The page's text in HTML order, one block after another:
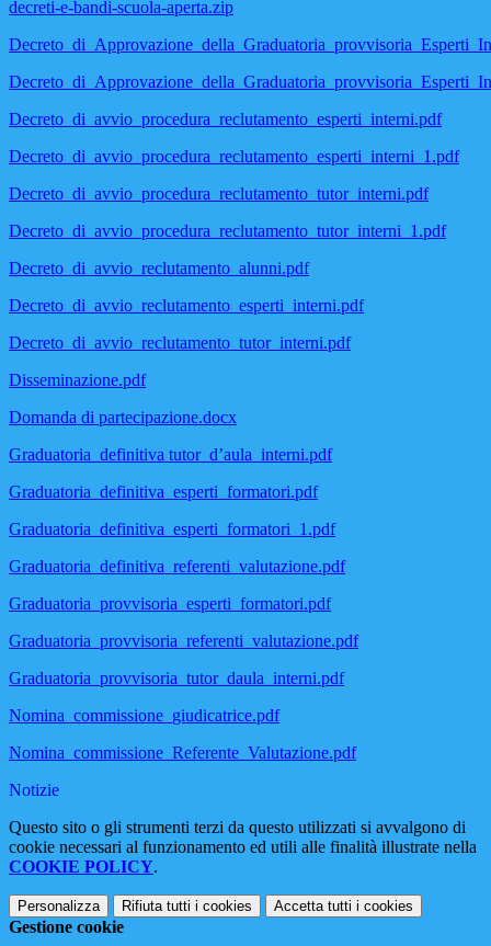
decreti-e-bandi-scuola-aperta.zip
Decreto_di_avvio_procedura_reclutamento_esperti_interni.pdf
Decreto_di_avvio_procedura_reclutamento_esperti_interni_1.pdf
Decreto_di_avvio_procedura_reclutamento_tutor_interni.pdf
Decreto_di_avvio_procedura_reclutamento_tutor_interni_1.pdf
Decreto_di_avvio_reclutamento_alunni.pdf
Decreto_di_avvio_reclutamento_esperti_interni.pdf
Decreto_di_avvio_reclutamento_tutor_interni.pdf
Disseminazione.pdf
Domanda di partecipazione.docx
Graduatoria_definitiva tutor_d’aula_interni.pdf
Graduatoria_definitiva_esperti_formatori.pdf
Graduatoria_definitiva_esperti_formatori_1.pdf
Graduatoria_definitiva_referenti_valutazione.pdf
Graduatoria_provvisoria_esperti_formatori.pdf
Graduatoria_provvisoria_referenti_valutazione.pdf
Graduatoria_provvisoria_tutor_daula_interni.pdf
Nomina_commissione_giudicatrice.pdf
Nomina_commissione_Referente_Valutazione.pdf
Notizie
Questo sito o gli strumenti terzi da questo utilizzati si avvalgono di
cookie necessari al funzionamento ed utili alle finalità illustrate nella
COOKIE POLICY.
Personalizza Rifiuta tutti i cookies Accetta tutti i cookies
Gestione cookie